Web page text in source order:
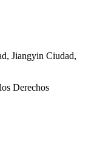
Jiangyin Ciudad,
Derechos